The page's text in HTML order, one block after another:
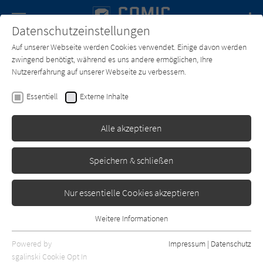
SUCHE Forum Charts Newsletter
Text: Haruichi Furudate Zeichner:
Haikyu!! 17
Erschienen: April 2020 0
Datenschutzeinstellungen
Auf unserer Webseite werden Cookies verwendet. Einige davon werden
zwingend benötigt, während es uns andere ermöglichen, Ihre
Nutzererfahrung auf unserer Webseite zu verbessern.
Essentiell Externe Inhalte
Alle akzeptieren
Speichern & schließen
Nur essentielle Cookies akzeptieren
Essentielle Cookies werden für grundlegende Funktionen der
Webseite benötigt. Dadurch ist gewährleistet, dass die Webseite
Weitere Informationen
Powered by
sgalinski Cookie Opt In
Impressum | Datenschutz